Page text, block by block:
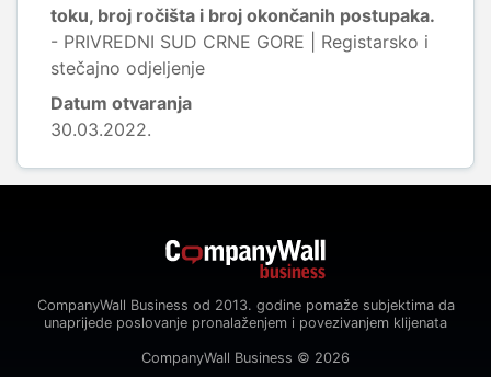
toku, broj ročišta i broj okončanih postupaka.
- PRIVREDNI SUD CRNE GORE | Registarsko i
stečajno odjeljenje
Datum otvaranja
30.03.2022.
CompanyWall Business od 2013. godine pomaže subjektima da
unaprijede poslovanje pronalaženjem i povezivanjem klijenata
CompanyWall Business © 2026